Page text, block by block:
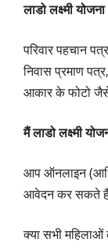
लाडो लक्ष्मी योज
परिवार पहचान
निवास प्रमाण
आकार के फोटो
मैंलाडो लक्ष्मी
आप ऑनलाइन
आवेदन कर सकते
क्या सभी महिलाओं